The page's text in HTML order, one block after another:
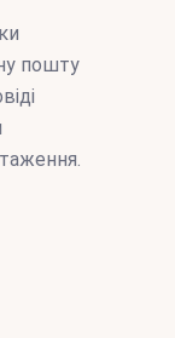
пошту